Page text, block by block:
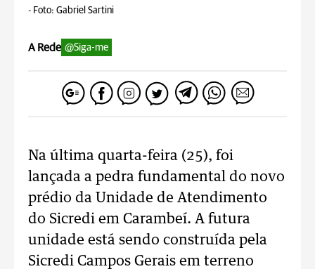
- Foto: Gabriel Sartini
A Rede @Siga-me
Na última quarta-feira (25), foi
lançada a pedra fundamental do novo
prédio da Unidade de Atendimento
do Sicredi em Carambeí. A futura
unidade está sendo construída pela
Sicredi Campos Gerais em terreno